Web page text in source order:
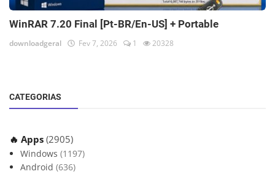
WinRAR 7.20 Final [Pt-BR/En-US] + Portable
downloadgeral Fev 7, 2026 1 20328
CATEGORIAS
🔥 Apps (2905)
Windows (1197)
Android (636)